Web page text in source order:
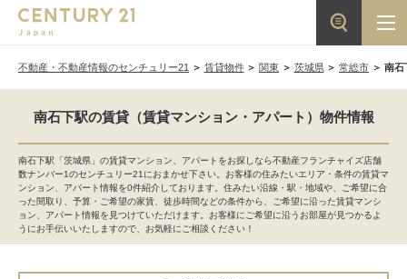
不動産・不動産情報のセンチュリー21 賃貸物件 関東 茨城県 常総市 南石
南石下駅の賃貸（賃貸マンション・アパート）物件情報
南石下駅「茨城県」の賃貸マンション、アパートをお探しなら不動産フランチャイズ店舗
数ナンバー1のセンチュリー21におまかせ下さい。お客様の住みたいエリア・条件の賃貸マ
ンション、アパート情報を0件紹介しております。住みたい沿線・駅・地域や、ご希望に合
った間取り、予算・ご希望の家賃、徒歩時間などの条件から、ご希望に沿った賃貸マンシ
ョン、アパート情報を見つけていただけます。お客様にご希望に沿うお部屋が見つかるよ
うにお手伝いいたしますので、お気軽にご相談ください！